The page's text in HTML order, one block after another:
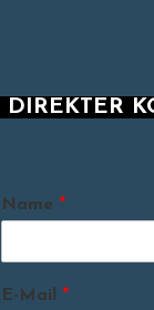
DIREKTER
Name *
E-Mail *